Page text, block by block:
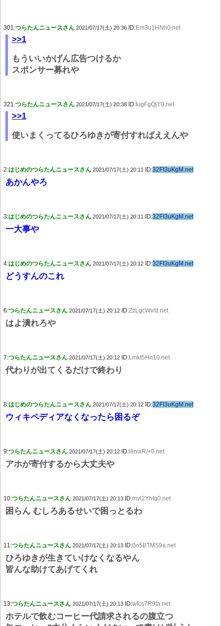
301:つらたんニュースさん 2021/07/17(土) 20:36 ID:Em3u1HNh0.net
>>1
もういいかげん広告つけるか
スポンサー募れや
321:つらたんニュースさん 2021/07/17(土) 20:38 ID:tugFgQjY0.net
>>1
使いまくってるひろゆきが寄付すればええんや
2:はじめのつらたんニュースさん 2021/07/17(土) 20:11 ID:32FI3uKgM.net
あかんやろ
3:はじめのつらたんニュースさん 2021/07/17(土) 20:11 ID:32FI3uKgM.net
一大事や
4:はじめのつらたんニュースさん 2021/07/17(土) 20:12 ID:32FI3uKgM.net
どうすんのこれ
6:つらたんニュースさん 2021/07/17(土) 20:12 ID:ZzLgcWv/d.net
はよ潰れろや
7:つらたんニュースさん 2021/07/17(土) 20:12 ID:Lmkt5Hn10.net
代わりが出てくるだけで終わり
8:はじめのつらたんニュースさん 2021/07/17(土) 20:12 ID:32FI3uKgM.net
ウィキペディアなくなったら困るぞ
9:つらたんニュースさん 2021/07/17(土) 20:12 ID: l8nixR/+0.net
アホが寄付するから大丈夫や
10:つらたんニュースさん 2021/07/17(土) 20:13 ID:mvl2Yhtq0.net
困らん むしろあるせいで困っとるわ
11:つらたんニュースさん 2021/07/17(土) 20:13 ID:0o5BTMS9a.net
ひろゆきが生きていけなくなるやん
皆んな助けてあげてくれ
13:つらたんニュースさん 2021/07/17(土) 20:13 ID:wfcs7R9ta.net
ホテルで飲むコーヒー代請求されるの腹立つ